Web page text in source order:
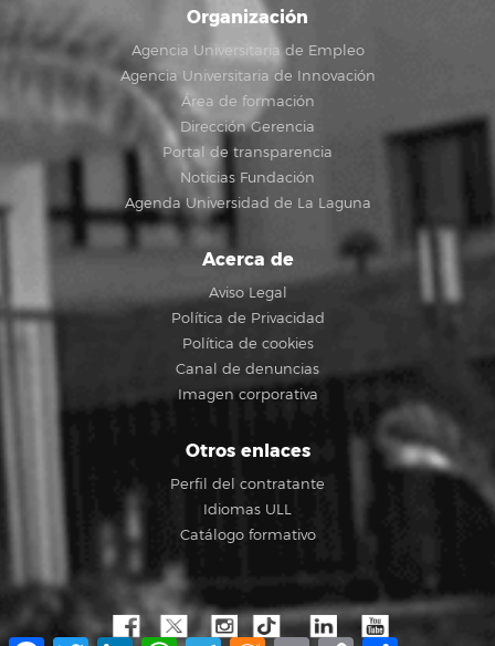
Organización
Agencia Universitaria de Empleo
Agencia Universitaria de Innovación
Área de formación
Dirección Gerencia
Portal de transparencia
Noticias Fundación
Agenda Universidad de La Laguna
Acerca de
Aviso Legal
Política de Privacidad
Política de cookies
Canal de denuncias
Imagen corporativa
Otros enlaces
Perfil del contratante
Idiomas ULL
Catálogo formativo